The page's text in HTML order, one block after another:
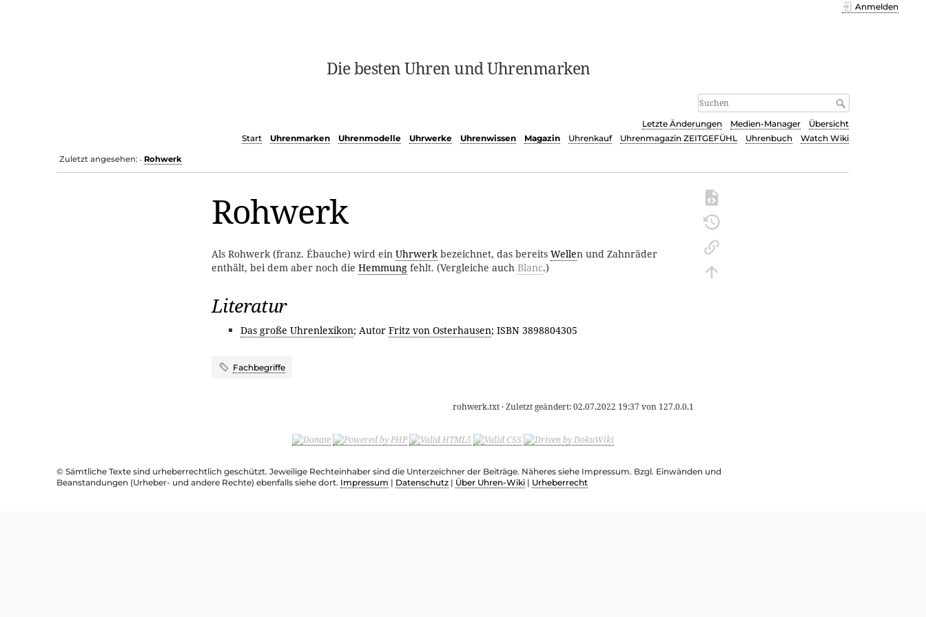
Die besten Uhren und Uhrenmarken
Anmelden
Letzte Änderungen Medien-Manager
Übersicht
Start
Uhrenmarken Uhrenmodelle Uhrwerke Uhrenwissen Magazin Uhrenkauf Uhrenmagazin ZEITGEFÜHL Uhrenbuch Watch Wiki
Zuletzt angesehen: • Rohwerk
Rohwerk
Als Rohwerk (franz. Ébauche) wird ein Uhrwerkbezeichnet, das bereits Wellen und Zahnräder
enthält, bei dem aber noch die Hemmung fehlt. (Vergleiche auch Blanc.)
Literatur
Das große Uhrenlexikon; Autor Fritz von Osterhausen; ISBN 3898804305
Fachbegriffe
rohwerk.txt· Zuletzt geändert:02.07.2022 19:37 von 127.0.0.1
© Sämtliche Texte sind urheberrechtlich geschützt. Jeweilige Rechteinhaber sind die Unterzeichner der Beiträge. Näheres siehe Impressum. Bzgl. Einwänden und
Beanstandungen (Urheber- und andere Rechte) ebenfalls siehe dort. Impressum | Datenschutz | Über Uhren-Wiki | Urheberrecht